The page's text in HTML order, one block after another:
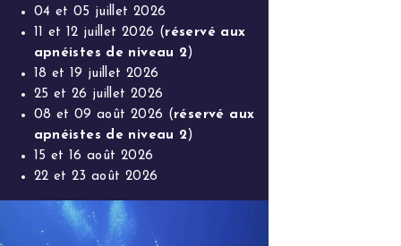
04 et 05 juillet 2026
11 et 12 juillet 2026 (réservé aux
apnéistes de niveau 2)
18 et 19 juillet 2026
25 et 26 juillet 2026
08 et 09 août 2026 (réservé aux
apnéistes de niveau 2)
15 et 16 août 2026
22 et 23 août 2026